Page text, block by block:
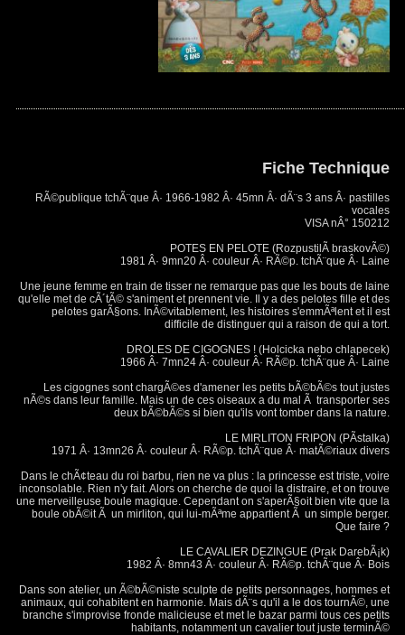
Fiche Technique
RÃ©publique tchÃ¨que Â· 1966-1982 Â· 45mn Â· dÃ¨s 3 ans Â· pastilles
vocales
VISA nÂ° 150212
POTES EN PELOTE (RozpustilÃ­ braskovÃ©)
1981 Â· 9mn20 Â· couleur Â· RÃ©p. tchÃ¨que Â· Laine
Une jeune femme en train de tisser ne remarque pas que les bouts de laine
qu'elle met de cÃ´tÃ© s'animent et prennent vie. Il y a des pelotes fille et des
pelotes garÃ§ons. InÃ©vitablement, les histoires s'emmÃªlent et il est
difficile de distinguer qui a raison de qui a tort.
DROLES DE CIGOGNES ! (Holcicka nebo chlapecek)
1966 Â· 7mn24 Â· couleur Â· RÃ©p. tchÃ¨que Â· Laine
Les cigognes sont chargÃ©es d'amener les petits bÃ©bÃ©s tout justes
nÃ©s dans leur famille. Mais un de ces oiseaux a du mal Ã transporter ses
deux bÃ©bÃ©s si bien qu'ils vont tomber dans la nature.
LE MIRLITON FRIPON (PÃ­stalka)
1971 Â· 13mn26 Â· couleur Â· RÃ©p. tchÃ¨que Â· matÃ©riaux divers
Dans le chÃ¢teau du roi barbu, rien ne va plus : la princesse est triste, voire
inconsolable. Rien n'y fait. Alors on cherche de quoi la distraire, et on trouve
une merveilleuse boule magique. Cependant on s'aperÃ§oit bien vite que la
boule obÃ©it Ã un mirliton, qui lui-mÃªme appartient Ã un simple berger.
Que faire ?
LE CAVALIER DEZINGUE (Prak DarebÃ¡k)
1982 Â· 8mn43 Â· couleur Â· RÃ©p. tchÃ¨que Â· Bois
Dans son atelier, un Ã©bÃ©niste sculpte de petits personnages, hommes et
animaux, qui cohabitent en harmonie. Mais dÃ¨s qu'il a le dos tournÃ©, une
branche s'improvise fronde malicieuse et met le bazar parmi tous ces petits
habitants, notamment un cavalier tout juste terminÃ©